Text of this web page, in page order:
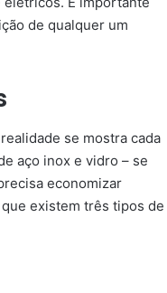
de qualquer um
se mostra cada
aço inox e vidro – se
economizar
existem três tipos de